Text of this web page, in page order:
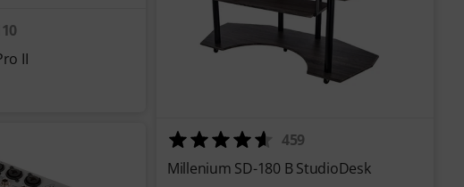
II
459
Millenium SD-180 B StudioDesk